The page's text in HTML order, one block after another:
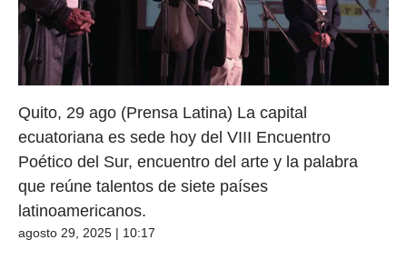
Quito, 29 ago (Prensa Latina) La capital
ecuatoriana es sede hoy del VIII Encuentro
Poético del Sur, encuentro del arte y la palabra
que reúne talentos de siete países
latinoamericanos.
agosto 29, 2025 | 10:17